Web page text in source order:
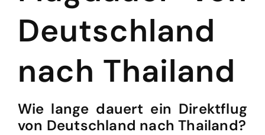
Deutschland
nach Thailand
Wie lange dauert ein Direktflug
von Deutschland nach Thailand?